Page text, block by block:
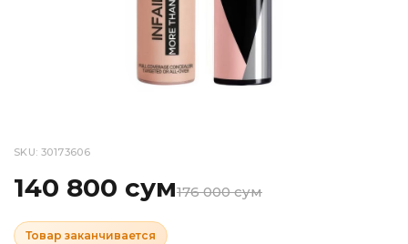
SKU: 30173606
140 800 сум176 000 сум
Товар заканчивается